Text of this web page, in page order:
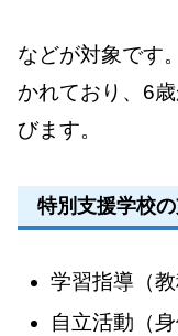
などが対象です
かれており、6
びます。
特別支援学校
学習指導（
自立活動（